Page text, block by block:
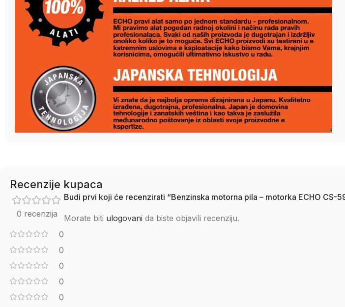
Recenzije kupaca
0 recenzija
0
0
0
0
0
Budi prvi koji će recenzirati “Benzinska motorna pila – motorka ECHO CS-
Morate biti ulogovani da biste objavili recenziju.